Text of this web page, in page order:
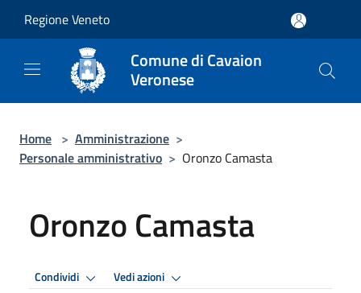
Regione Veneto
Comune di Cavaion
Veronese
Home > Amministrazione >
Personale amministrativo > Oronzo Camasta
Oronzo Camasta
Condividi Vedi azioni